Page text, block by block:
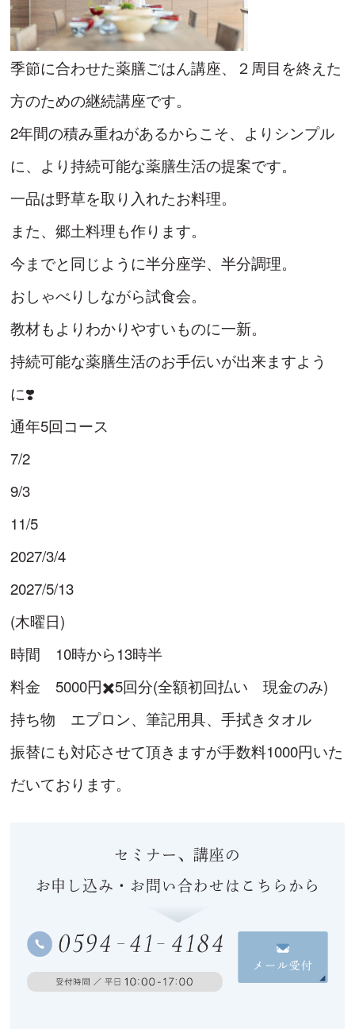
季節に合わせた薬膳ごはん講座、２周目を終えた
方のための継続講座です。
2年間の積み重ねがあるからこそ、よりシンプル
に、より持続可能な薬膳生活の提案です。
一品は野草を取り入れたお料理。
また、郷土料理も作ります。
今までと同じように半分座学、半分調理。
おしゃべりしながら試食会。
教材もよりわかりやすいものに一新。
持続可能な薬膳生活のお手伝いが出来ますよう
に❣️
通年5回コース
7/2
9/3
11/5
2027/3/4
2027/5/13
(木曜日)
時間 10時から13時半
料金 5000円✖️5回分(全額初回払い 現金のみ)
持ち物 エプロン、筆記用具、手拭きタオル
振替にも対応させて頂きますが手数料1000円いた
だいております。
セミナー、講座の
お申し込み・お問い合わせはこちらから